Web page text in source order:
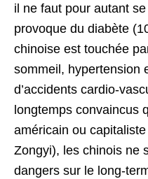
il ne faut pour autant
provoque du diabète
chinoise est touchée
sommeil, hypertension
d’accidents cardio-
longtemps convaincus
américain ou
Zongyi), les chinois ne
dangers sur le long-